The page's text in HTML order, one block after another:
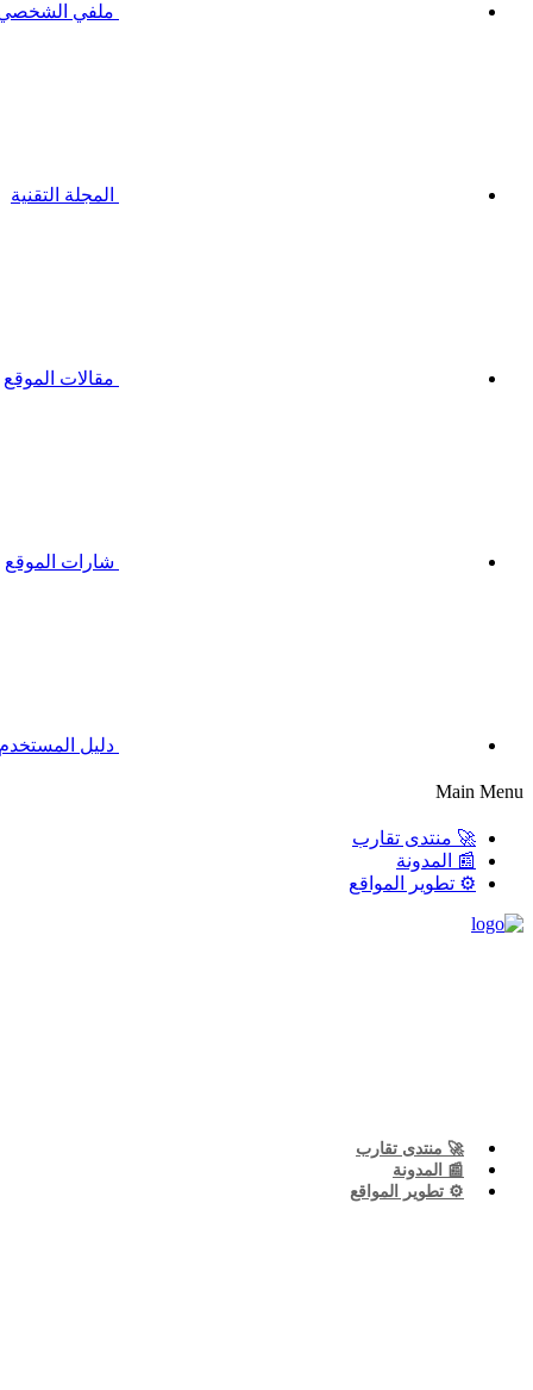
ملفي
المجلة التقنية
مقالات الموقع
شارات الموقع
دليل المستخدم
Main Menu
🚀 منتدى تقارب
📰 المدونة
⚙️ تطوير المواقع
🚀 منتدى تقارب
📰 المدونة
⚙️ تطوير المواقع